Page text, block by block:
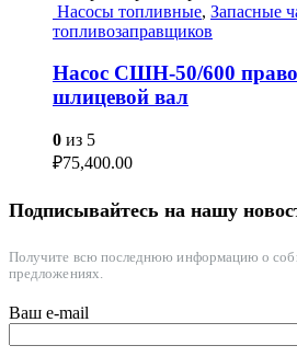
Насосы топливные, Запасные
топливозаправщиков
Насос СШН-50/600
шлицевой вал
0 из 5
₽75,400.00
Подписывайтесь на нашу
Получите всю последнюю информацию о
предложениях.
Ваш e-mail